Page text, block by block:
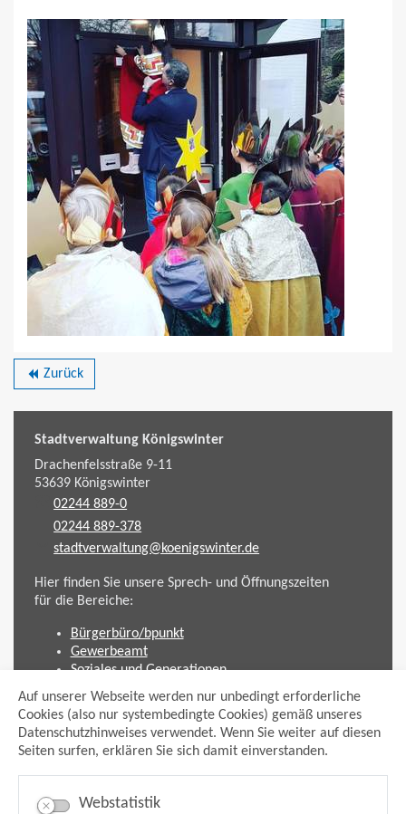
Auf unserer Webseite werden nur unbedingt erforderliche
Cookies (also nur systembedingte Cookies) gemäß unseres
Datenschutzhinweises verwendet. Wenn Sie weiter auf diesen
Seiten surfen, erklären Sie sich damit einverstanden.
Webstatistik
backward Zurück
Stadtverwaltung Königswinter
Drachenfelsstraße 9-11
53639Königswinter
02244 889-0
02244 889-378
stadtverwaltung@koenigswinter.de
Hier finden Sie unsere Sprech- und Öffnungszeiten
für die Bereiche:
Bürgerbüro/bpunkt
Gewerbeamt
Soziales und Generationen
Standesamt
Friedhofsverwaltung
Planen und Bauen (Bauamt)
Impressum
Datenschutzhinweis